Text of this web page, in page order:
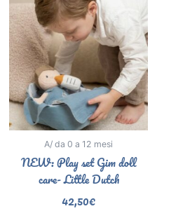
A/ da 0 a 12 mesi
NEW: Play set Gim doll
care- Little Dutch
42,50€